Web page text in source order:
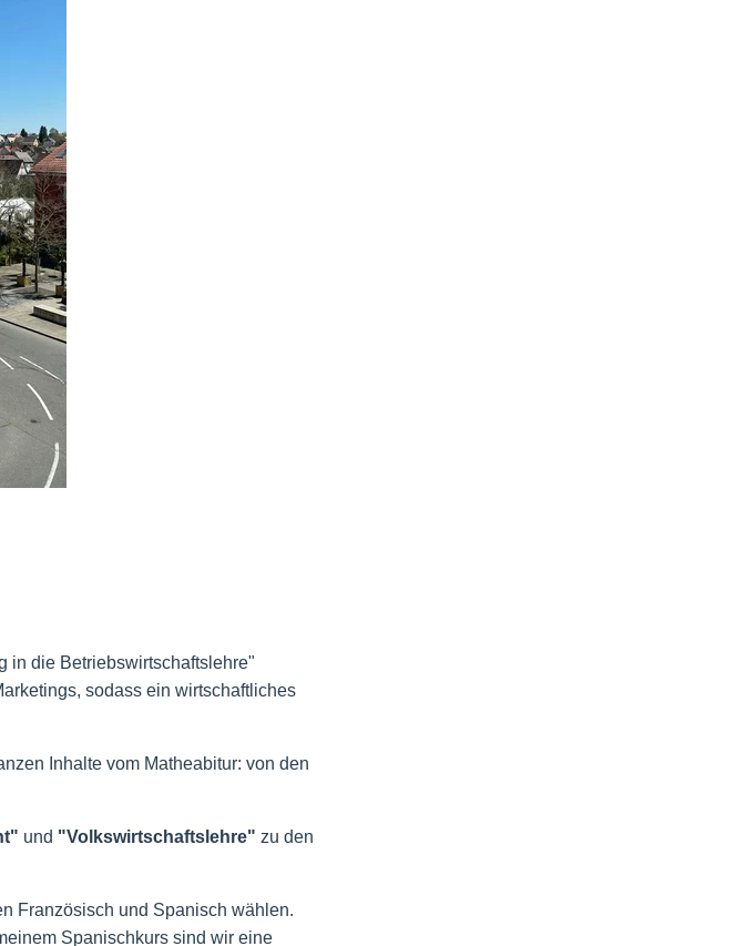
in die Betriebswirtschaftslehre"
sodass ein wirtschaftliches
Inhalte vom Matheabitur: von den
und "Volkswirtschaftslehre" zu den
Französisch und Spanisch wählen.
Spanischkurs sind wir eine